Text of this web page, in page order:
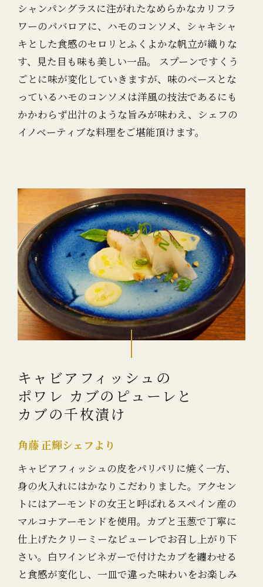
シャンパングラスに注がれたなめらかなカリフラ
ワーのババロアに、ハモのコンソメ、シャキシャ
キとした食感のセロリとふくよかな帆立が織りな
す、見た目も味も美しい一品。 スプーンですくう
ごとに味が変化していきますが、味のベースとな
っているハモのコンソメは洋風の技法であるにも
かかわらず出汁のような旨みが味わえ、シェフの
イノベーティブな料理をご堪能頂けます。
キャビアフィッシュの
ポワレ カブのピューレと
カブの千枚漬け
角藤 正輝シェフより
キャビアフィッシュの皮をパリパリに焼く一方、
身の火入れにはかなりこだわりました。アクセン
トにはアーモンドの女王と呼ばれるスペイン産の
マルコナアーモンドを使用。カブと玉葱で丁寧に
仕上げたクリーミーなピューレでお召し上がり下
さい。白ワインビネガーで付けたカブを纏わせる
と食感が変化し、一皿で違った味わいをお楽しみ